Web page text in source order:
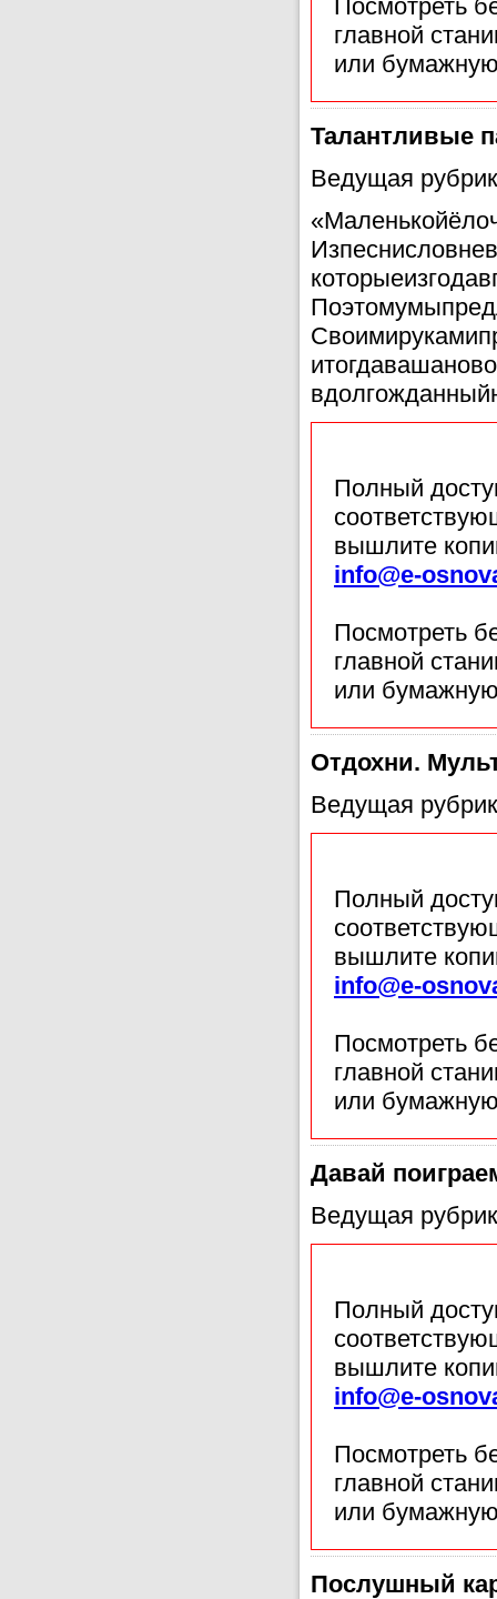
Посмотреть
главной
или
Талантливые
Ведущая
Полный
вышлите
info@e-
Посмотреть
главной
или
Отдохни.
Ведущая
Полный
вышлите
info@e-
Посмотреть
главной
или
Давай
Ведущая
Полный
вышлите
info@e-
Посмотреть
главной
или
Послушный